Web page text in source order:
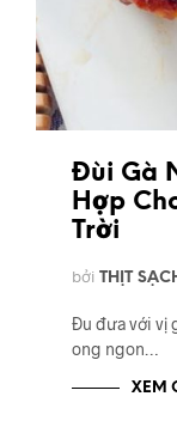
Đùi Gà
Hợp
Trời
bởi THỊT
Đu đưa với vị
ong ngon…
XEM